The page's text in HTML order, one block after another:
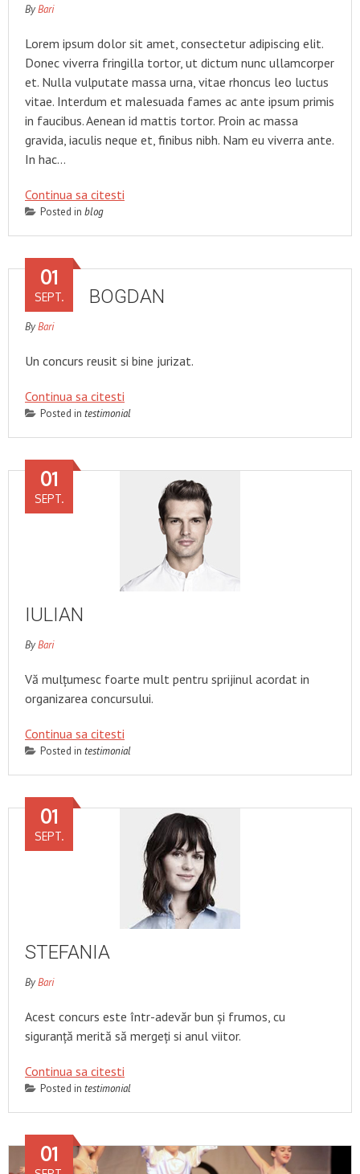
ByBari
Lorem ipsum dolor sit amet, consectetur adipiscing elit.
Donec viverra fringilla tortor, ut dictum nunc ullamcorper
et. Nulla vulputate massa urna, vitae rhoncus leo luctus
vitae. Interdum et malesuada fames ac ante ipsum primis
in faucibus. Aenean id mattis tortor. Proin ac massa
gravida, iaculis neque et, finibus nibh. Nam eu viverra ante.
In hac…
Continua sa citesti
Posted in blog
BOGDAN
01
SEPT.
ByBari
Un concurs reusit si bine jurizat.
Continua sa citesti
Posted in testimonial
IULIAN
01
SEPT.
ByBari
Vă mulțumesc foarte mult pentru sprijinul acordat in
organizarea concursului.
Continua sa citesti
Posted in testimonial
STEFANIA
01
SEPT.
ByBari
Acest concurs este într-adevăr bun și frumos, cu
siguranță merită să mergeți si anul viitor.
Continua sa citesti
Posted in testimonial
01